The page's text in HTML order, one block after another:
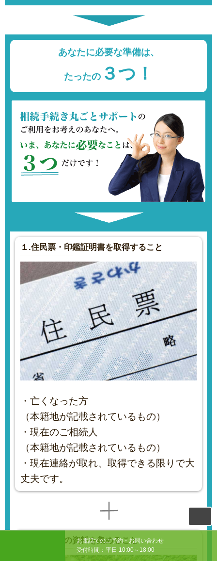
あなたに必要な準備は、
たったの３つ！
１.住民票・印鑑証明書を取得すること
・亡くなった方
（本籍地が記載されているもの）
・現在のご相続人
（本籍地が記載されているもの）
・現在連絡が取れ、取得できる限りで大
丈夫です。
２.相続財産の資料を集めること
お電話でのご予約・お問い合わせ
受付時間：平日 10:00～18:00